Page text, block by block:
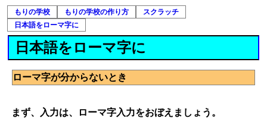
もりの学校 もりの学校の作り方
スクラッチ
日本語をローマ字に
日本語をローマ字に
ローマ字が分からないとき
まず、入力は、ローマ字入力をおぼえましょう。